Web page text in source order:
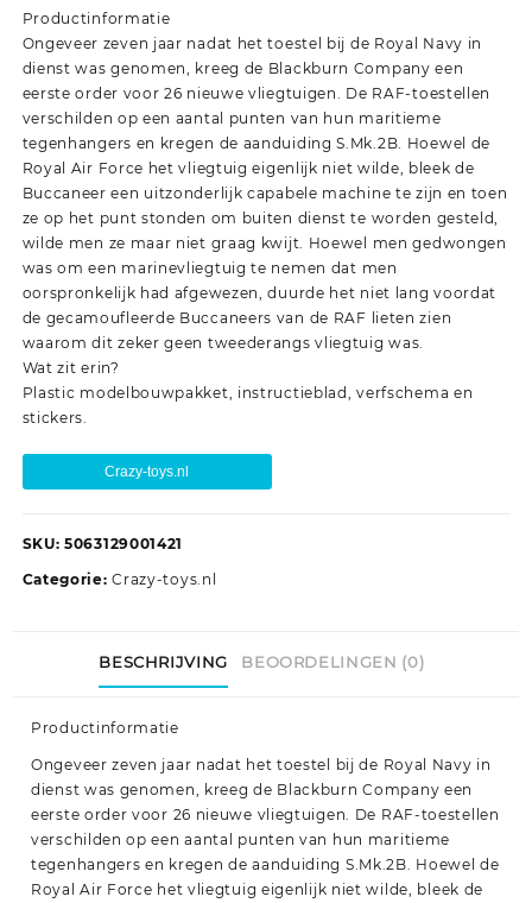
Productinformatie
Ongeveer zeven jaar nadat het toestel bij de Royal Navy in
dienst was genomen, kreeg de Blackburn Company een
eerste order voor 26 nieuwe vliegtuigen. De RAF-toestellen
verschilden op een aantal punten van hun maritieme
tegenhangers en kregen de aanduiding S.Mk.2B. Hoewel de
Royal Air Force het vliegtuig eigenlijk niet wilde, bleek de
Buccaneer een uitzonderlijk capabele machine te zijn en toen
ze op het punt stonden om buiten dienst te worden gesteld,
wilde men ze maar niet graag kwijt. Hoewel men gedwongen
was om een marinevliegtuig te nemen dat men
oorspronkelijk had afgewezen, duurde het niet lang voordat
de gecamoufleerde Buccaneers van de RAF lieten zien
waarom dit zeker geen tweederangs vliegtuig was.
Wat zit erin?
Plastic modelbouwpakket, instructieblad, verfschema en
stickers.
Crazy-toys.nl
SKU: 5063129001421
Categorie:Crazy-toys.nl
BESCHRIJVING BEOORDELINGEN (0)
Productinformatie
Ongeveer zeven jaar nadat het toestel bij de Royal Navy in
dienst was genomen, kreeg de Blackburn Company een
eerste order voor 26 nieuwe vliegtuigen. De RAF-toestellen
verschilden op een aantal punten van hun maritieme
tegenhangers en kregen de aanduiding S.Mk.2B. Hoewel de
Royal Air Force het vliegtuig eigenlijk niet wilde, bleek de